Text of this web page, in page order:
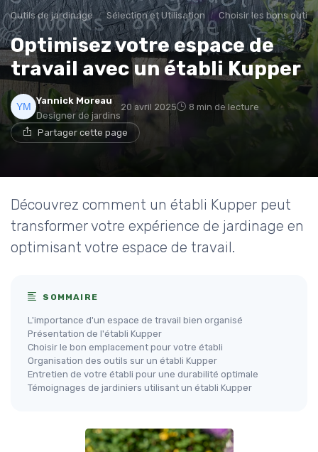
Outils de jardinage Sélection et Utilisation Choisir les bons outils
Optimisez votre espace de
travail avec un établi Kupper
Yannick Moreau
Designer de jardins
20 avril 2025 8 min de lecture
Partager cette page
Découvrez comment un établi Kupper peut
transformer votre expérience de jardinage en
optimisant votre espace de travail.
SOMMAIRE
L'importance d'un espace de travail bien organisé
Présentation de l'établi Kupper
Choisir le bon emplacement pour votre établi
Organisation des outils sur un établi Kupper
Entretien de votre établi pour une durabilité optimale
Témoignages de jardiniers utilisant un établi Kupper